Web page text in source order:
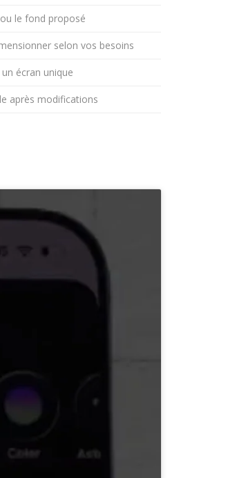
le fond proposé
selon vos besoins
écran unique
après modifications